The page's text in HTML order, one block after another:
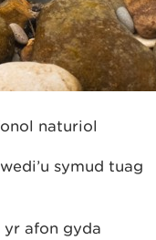
naturiol
symud tuag
afon gyda